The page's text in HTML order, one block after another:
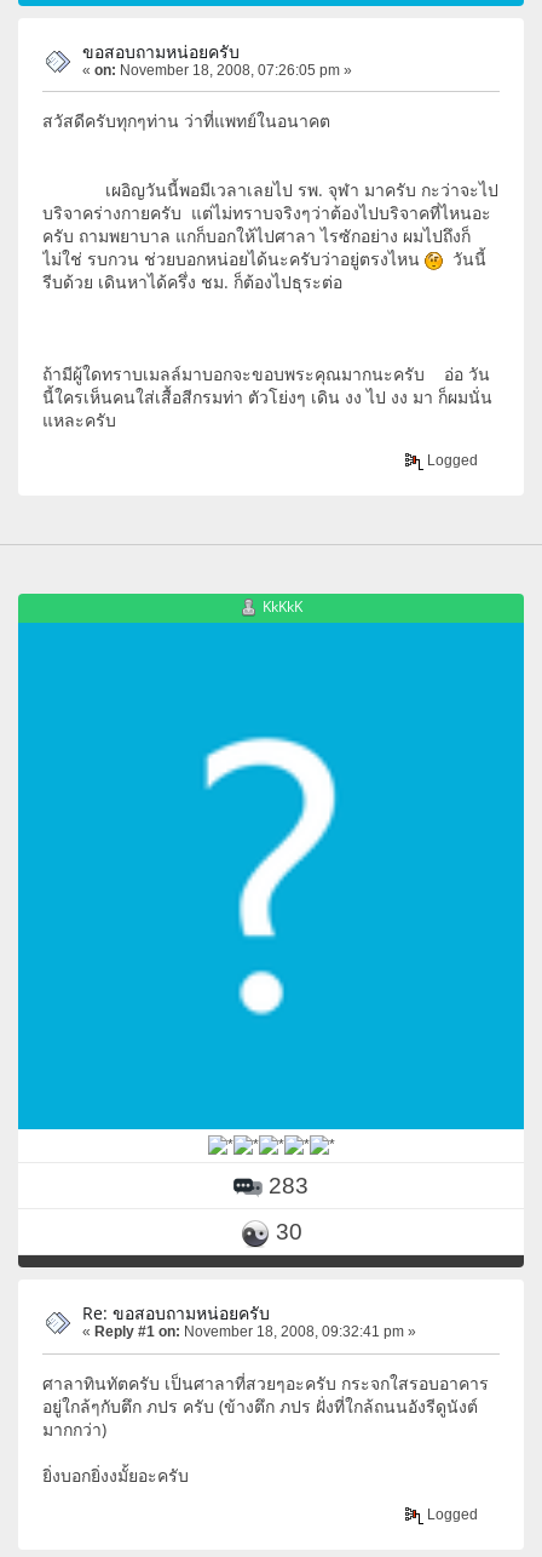
ขอสอบถามหน่อยครับ
« on: November 18, 2008, 07:26:05 pm »
สวัสดีครับทุกๆท่าน ว่าที่แพทย์ในอนาคต
เผอิญวันนี้พอมีเวลาเลยไป รพ. จุฬา มาครับ กะว่าจะไป
บริจาคร่างกายครับ แต่ไม่ทราบจริงๆว่าต้องไปบริจาคที่ไหนอะ
ครับ ถามพยาบาล แกก็บอกให้ไปศาลา ไรซักอย่าง ผมไปถึงก็
ไม่ใช่ รบกวน ช่วยบอกหน่อยได้นะครับว่าอยู่ตรงไหน
วันนี้
รีบด้วย เดินหาได้ครึ่ง ชม. ก็ต้องไปธุระต่อ
ถ้ามีผู้ใดทราบเมลล์มาบอกจะขอบพระคุณมากนะครับ อ่อ วัน
นี้ใครเห็นคนใส่เสื้อสีกรมท่า ตัวโย่งๆ เดิน งง ไป งง มา ก็ผมนั่น
แหละครับ
Logged
KkKkK
283
30
Re: ขอสอบถามหน่อยครับ
« Reply #1 on: November 18, 2008, 09:32:41 pm »
ศาลาทินทัตครับ เป็นศาลาที่สวยๆอะครับ กระจกใสรอบอาคาร
อยู่ใกล้ๆกับตึก ภปร ครับ (ข้างตึก ภปร ฝั่งที่ใกล้ถนนอังรีดูนังต์
มากกว่า)
ยิ่งบอกยิ่งงมั้ยอะครับ
Logged